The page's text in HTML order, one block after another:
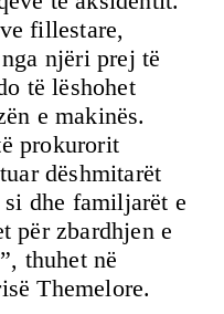
fillestare,
njëri prej të
të lëshohet
e makinës.
prokurorit
dëshmitarët
dhe familjarët e
për zbardhjen e
thuhet në
Themelore.